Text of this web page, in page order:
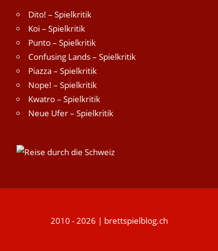
Dito! – Spielkritik
Koi – Spielkritik
Punto – Spielkritik
Confusing Lands – Spielkritik
Piazza – Spielkritik
Nope! – Spielkritik
Kwatro – Spielkritik
Neue Ufer – Spielkritik
2010 - 2026 | brettspielblog.ch